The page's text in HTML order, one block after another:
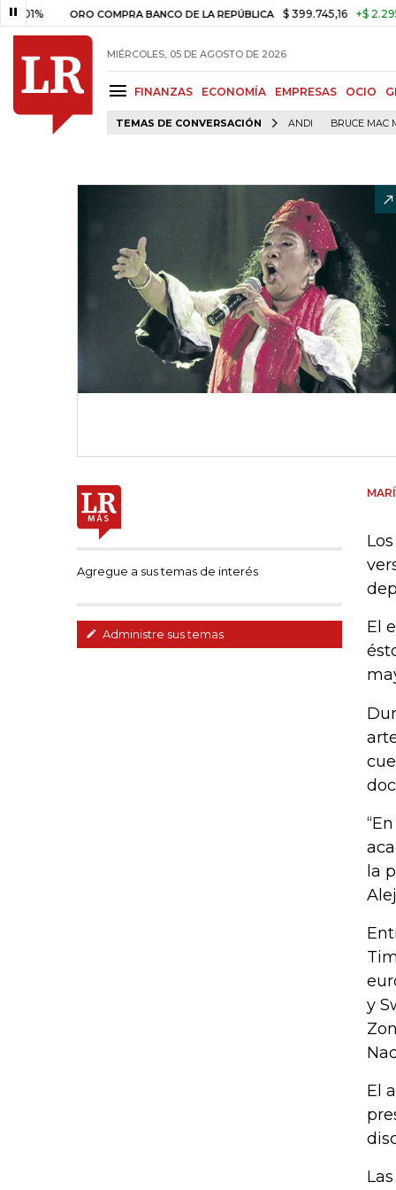
ORO COMPRA BANCO DE LA REPÚBLICA $ 399.745,16 +$ 2.295,71
MIÉRCOLES, 05 DE AGOSTO DE 2026
FINANZAS ECONOMÍA EMPRESAS OCIO
TEMAS DE CONVERSACIÓN ANDI BRUCE MAC
Agregue a sus temas de interés
Administre sus temas
El
la
y
El